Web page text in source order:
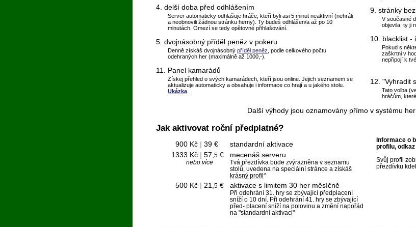
4. delší doba před odhlášením
Server automaticky odhlašuje hráče, kteří byli asi 5 minut neaktivní (nehráli
a neobnovili žádnou stránku herny). Ty budeš odhlášen/a až po 10
minutách. Omezí se tedy opětovné přihlašování.
5. dvojnásobný příděl peněz v pokeru
Denně získáš dvojnásobný příděl peněz , podle celkového počtu
odehraných her (maximálně až 1000,-).
11. Panel kamarádů
Získej přehled o svých kamarádech, kteří jsou online. Jejich seznamem se
aktualizuje automaticky a obsahuje i informace co hrají a u jakého stolu.
Ukázka
9. stránky
V současné
objevila, ty ji
10. blacklist -
Pokud s
zaškrtni v
nepřipojí k
12. "Vyhradit
Tato volba
hráčům,
Další výhody jsou oznamovány přímo v systému
Jak aktivovat roční předplatné?
900 Kč | 39 €
standardní aktivace
1333 Kč | 57, 5 €
nebo více
mecenáš serveru
Tvá přezdívka bude zvýrazněna v seznamu
stolů, uvedena na speciální stránce a získáš
krásný profil^
500 Kč | 21, 5 € aktivace s limitem 30 her měsíčně
Při odehrání 31. hry se zbývající předplacení
sníží o 10 dní. Při odehrání 41. hry se zbývající
před- placení sníží na polovinu a změní napořád
na "standardní aktivaci"
Informace o
profilu,
Svůj profil
přezdívku